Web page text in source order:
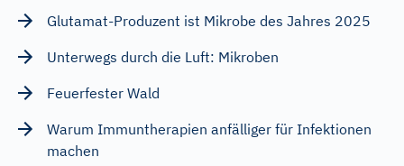
Glutamat-Produzent ist Mikrobe des Jahres 2025
Unterwegs durch die Luft: Mikroben
Feuerfester Wald
Warum Immuntherapien anfälliger für Infektionen
machen